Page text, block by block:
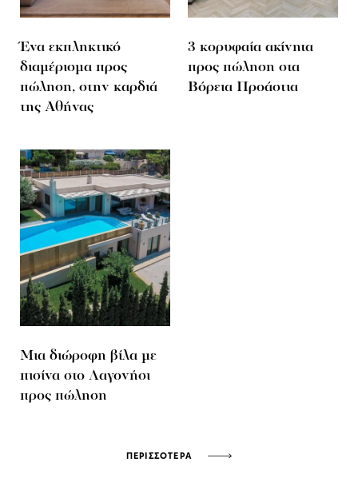
Ένα εκπληκτικό
διαμέρισμα προς
πώληση, στην καρδιά
της Αθήνας
3 κορυφαία ακίνητα
προς πώληση στα
Βόρεια Προάστια
Μια διώροφη βίλα με
πισίνα στο Λαγονήσι
προς πώληση
ΠΕΡΙΣΣΟΤΕΡΑ